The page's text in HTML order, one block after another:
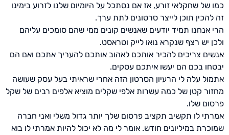
כמו של שחקלאי זורע, אז אם נסתכל על היומיום שלנו לזרוע בימינו
זה להכין תוכן לייצר סרטונים לתת ערך.
הרי אנחנו תמיד יודעים שאנשים קונים ממי שהם סומכים עליהם
ולכן יש רצף שנקרא נואו לייק וטראסט.
אנשים צריכים להכיר אותכם לאהוב אותכם להעריך אתכם ואם הם
יבטחו בכם הם יעשו איתכם עסקים.
אתמול עלה לי הרעיון הסרטון הזה אחרי שראיתי בעל עסק שעושה
מחזור קטן של כמה עשרות אלפי שקלים מוציא אלפים רבים של שקל
פרסום שלו.
אמרתי לו תקשיב תקציב פרסום שלך יותר גדול משלי ואני חברה
שמוכרת במיליונים חודש. אומר לי מה לא יכול להיות אמרתי לו בוא